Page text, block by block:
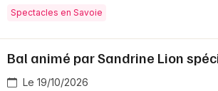
Spectacles en Savoie
Bal animé par Sandrine Lion
Le 19/10/2026